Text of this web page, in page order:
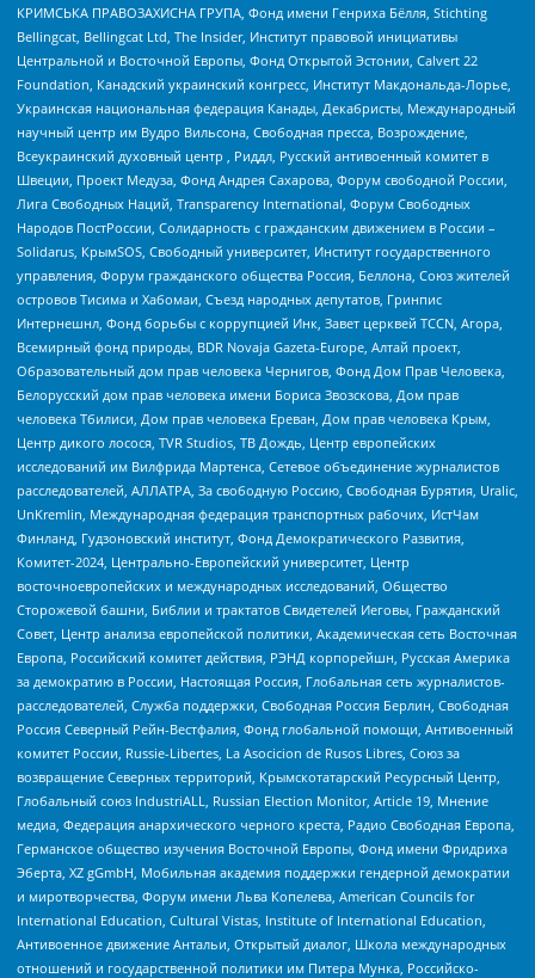
КРИМСЬКА ПРАВОЗАХИСНА ГРУПА, Фонд имени Генриха Бёлля, Stichting
Bellingcat, Bellingcat Ltd, The Insider, Институт правовой инициативы
Центральной и Восточной Европы, Фонд Открытой Эстонии, Calvert 22
Foundation, Канадский украинский конгресс, Институт Макдональда-Лорье,
Украинская национальная федерация Канады, Декабристы, Международный
научный центр им Вудро Вильсона, Свободная пресса, Возрождение,
Всеукраинский духовный центр , Риддл, Русский антивоенный комитет в
Швеции, Проект Медуза, Фонд Андрея Сахарова, Форум свободной России,
Лига Свободных Наций, Transparеncy International, Форум Свободных
Народов ПостРоссии, Солидарность с гражданским движением в России –
Solidarus, КрымSOS, Свободный университет, Институт государственного
управления, Форум гражданского общества Россия, Беллона, Союз жителей
островов Тисима и Хабомаи, Съезд народных депутатов, Гринпис
Интернешнл, Фонд борьбы с коррупцией Инк, Завет церквей TCCN, Агора,
Всемирный фонд природы, BDR Novaja Gazeta-Europe, Алтай проект,
Образовательный дом прав человека Чернигов, Фонд Дом Прав Человека,
Белорусский дом прав человека имени Бориса Звозскова, Дом прав
человека Тбилиси, Дом прав человека Ереван, Дом прав человека Крым,
Центр дикого лосося, TVR Studios, ТВ Дождь, Центр европейских
исследований им Вилфрида Мартенса, Сетевое объединение журналистов
расследователей, АЛЛАТРА, За свободную Россию, Свободная Бурятия, Uralic,
UnKremlin, Международная федерация транспортных рабочих, ИстЧам
Финланд, Гудзоновский институт, Фонд Демократического Развития,
Комитет-2024, Центрально-Европейский университет, Центр
восточноевропейских и международных исследований, Общество
Сторожевой башни, Библии и трактатов Свидетелей Иеговы, Гражданский
Совет, Центр анализа европейской политики, Академическая сеть Восточная
Европа, Российский комитет действия, РЭНД корпорейшн, Русская Америка
за демократию в России, Настоящая Россия, Глобальная сеть журналистов-
расследователей, Служба поддержки, Свободная Россия Берлин, Свободная
Россия Северный Рейн-Вестфалия, Фонд глобальной помощи, Антивоенный
комитет России, Russie-Libertes, La Asocicion de Rusos Libres, Союз за
возвращение Северных территорий, Крымскотатарский Ресурсный Центр,
Глобальный союз IndustriALL, Russian Election Monitor, Article 19, Мнение
медиа, Федерация анархического черного креста, Радио Свободная Европа,
Германское общество изучения Восточной Европы, Фонд имени Фридриха
Эберта, XZ gGmbH, Мобильная академия поддержки гендерной демократии
и миротворчества, Форум имени Льва Копелева, American Councils for
International Education, Cultural Vistas, Institute of International Education,
Антивоенное движение Антальи, Открытый диалог, Школа международных
отношений и государственной политики им Питера Мунка, Российско-